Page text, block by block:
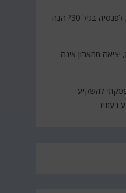
הסולידית יצאה לפנסיה בגיל 30? הנה
יציאה מהארון אינה
להשקיע
בעתיד